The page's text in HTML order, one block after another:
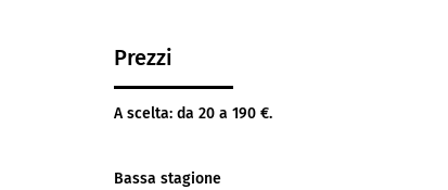
Prezzi
A scelta: da 20 a 190 €.
Bassa stagione